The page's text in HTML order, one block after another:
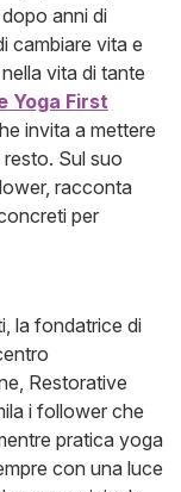
anni di
cambiare vita e
vita di tante
Yoga First
invita a mettere
Sul suo
racconta
per
la fondatrice di
Restorative
i follower che
pratica yoga
con una luce